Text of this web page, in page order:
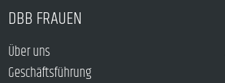
DBB FRAUEN
Über uns
Geschäftsführung